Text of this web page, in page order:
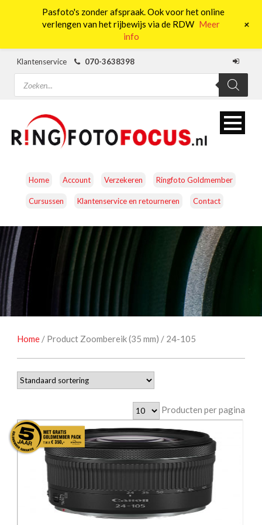
Klantenservice
070-3638398
Producten
zoeken
Home Account Verzekeren Ringfoto Goldmember
Cursussen Klantenservice en retourneren Contact
CAMERA’S OBJECTIEVEN ACCESSOIRES
NATUUROBSERVATIE
STUDIOFOTOGRAFIE
Home / Product Zoombereik (35 mm) / 24-105
Producten per pagina
Pasfoto's zonder afspraak. Ook voor het online
verlengen van het rijbewijs via de RDW Meer
info
+